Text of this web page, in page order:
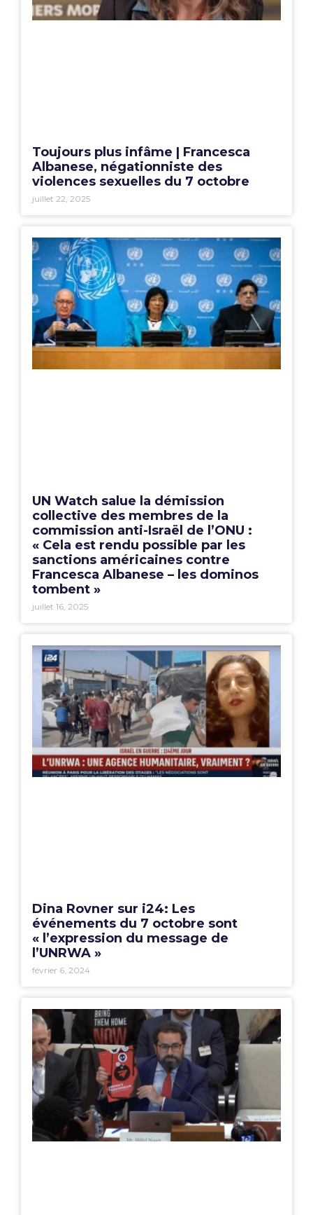
Toujours plus infâme | Francesca
Albanese, négationniste des
violences sexuelles du 7 octobre
juillet 22, 2025
UN Watch salue la démission
collective des membres de la
commission anti-Israël de l’ONU :
« Cela est rendu possible par les
sanctions américaines contre
Francesca Albanese – les dominos
tombent »
juillet 16, 2025
Dina Rovner sur i24: Les
événements du 7 octobre sont
« l’expression du message de
l’UNRWA »
février 6, 2024